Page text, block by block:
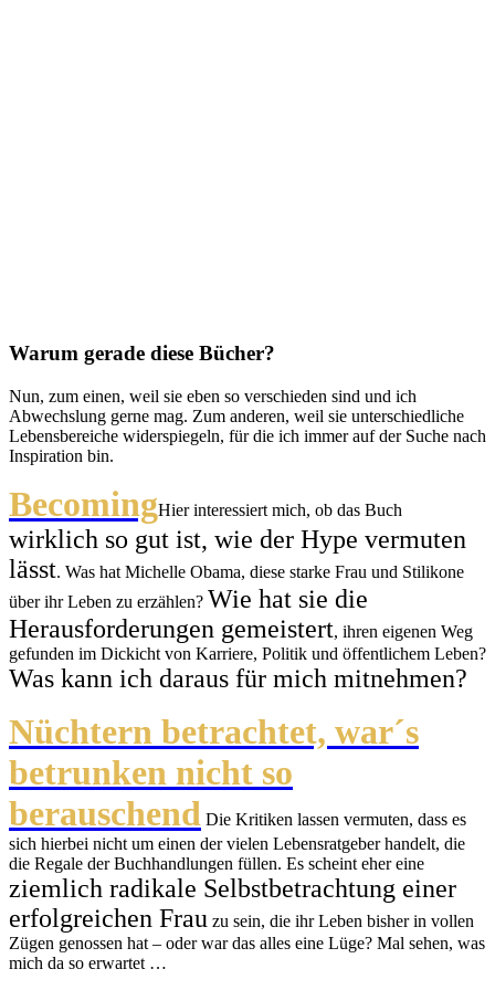
Warum gerade diese Bücher?
Nun, zum einen, weil sie eben so verschieden sind und ich
Abwechslung gerne mag. Zum anderen, weil sie unterschiedliche
Lebensbereiche widerspiegeln, für die ich immer auf der Suche nach
Inspiration bin.
BecomingHier interessiert mich, ob das Buch
wirklich so gut ist, wie der Hype vermuten
lässt. Was hat Michelle Obama, diese starke Frau und Stilikone
über ihr Leben zu erzählen? Wie hat sie die
Herausforderungen gemeistert, ihren eigenen Weg
gefunden im Dickicht von Karriere, Politik und öffentlichem Leben?
Was kann ich daraus für mich mitnehmen?
Nüchtern betrachtet, war´s
betrunken nicht so
berauschend Die Kritiken lassen vermuten, dass es
sich hierbei nicht um einen der vielen Lebensratgeber handelt, die
die Regale der Buchhandlungen füllen. Es scheint eher eine
ziemlich radikale Selbstbetrachtung einer
erfolgreichen Frau zu sein, die ihr Leben bisher in vollen
Zügen genossen hat – oder war das alles eine Lüge? Mal sehen, was
mich da so erwartet …